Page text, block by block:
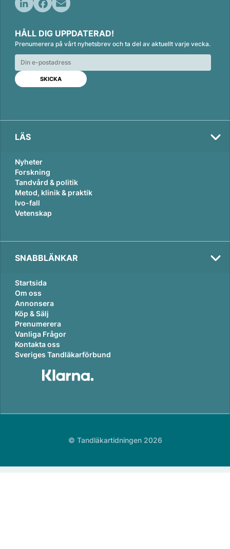
n
k
e
d
n
c
e
b
o
o
k
a
i
l
HÅLL DIG UPPDATERAD!
Prenumerera på vårt nyhetsbrev och ta del av aktuellt varje vecka.
LÄS
Nyheter
Forskning
Tandvård & politik
Metod, klinik & praktik
Ivo-fall
Vetenskap
SNABBLÄNKAR
Startsida
Om oss
Annonsera
Köp & Sälj
Prenumerera
Vanliga Frågor
Kontakta oss
Sveriges Tandläkarförbund
© Tandläkartidningen 2026